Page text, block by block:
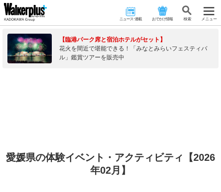
ニュース･連載 おでかけ情報 検 索 メニュー
【臨港パーク席と宿泊ホテルがセット】
花火を間近で堪能できる！「みなとみらいフェスティバ
ル」鑑賞ツアーを販売中
愛媛県の体験イベント・アクティビティ【2026
年02月】